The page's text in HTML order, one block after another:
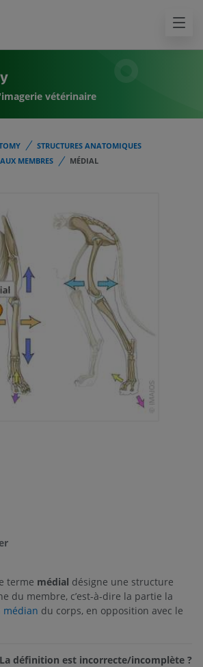
imagerie vétérinaire
STRUCTURES ANATOMIQUES
MEMBRES
MÉDIAL
terme médial désigne une structure
du membre, c’est-à-dire la partie la
médian du corps, en opposition avec le
La définition est incorrecte/incomplète ?